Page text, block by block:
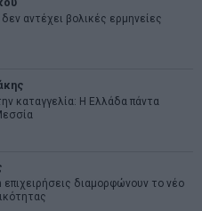
αντέχει βολικές ερμηνείες
καταγγελία: Η Ελλάδα πάντα
επιχειρήσεις διαμορφώνουν το νέο